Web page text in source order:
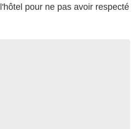
pour ne pas avoir respecté